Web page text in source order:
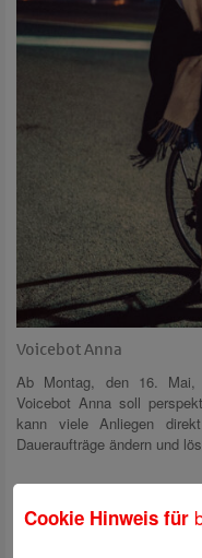
Voicebot Anna
Ab Montag, den 16. Mai,
Voicebot Anna soll
kann viele Anliegen
Daueraufträge ändern und
Sparkassen-App auf
Cookie Hinweis für